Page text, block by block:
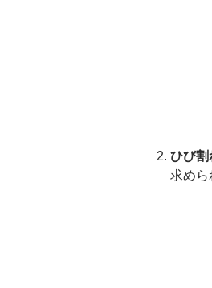
ひび割
求めら